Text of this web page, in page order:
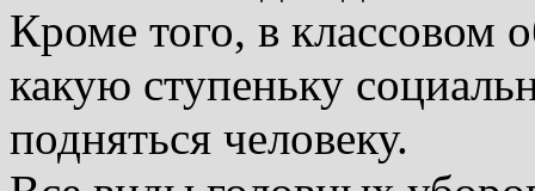
Кроме того, в классовом
какую ступеньку
подняться человеку.